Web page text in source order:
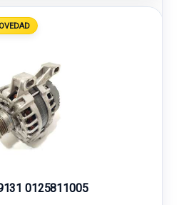
0125811005